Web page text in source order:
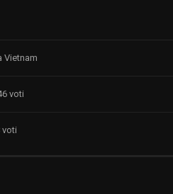
Vietnam
voti
voti